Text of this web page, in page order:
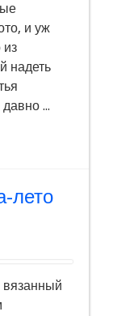
и уж
из
надеть
...
лето
вязанный